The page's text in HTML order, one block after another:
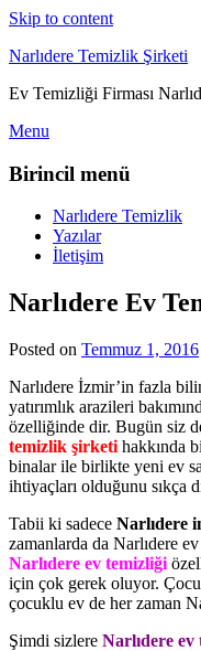
Skip to content
Narlıdere Temizlik Şirketi
Ev Temizliği Firması
Menu
Birincil menü
Narlıdere Temizlik
Yazılar
İletişim
Narlıdere Ev
Posted on Temmuz 1, 2016
Narlıdere İzmir’in fazla
yatırımlık arazileri
özelliğinde dir. Bugün siz
temizlik şirketi hakkında
binalar ile birlikte yeni ev
ihtiyaçları olduğunu sıkça
Tabii ki sadece Narlıdere
zamanlarda da Narlıdere
Narlıdere ev temizliği
için çok gerek oluyor.
çocuklu ev de her zaman
Şimdi sizlere Narlıdere